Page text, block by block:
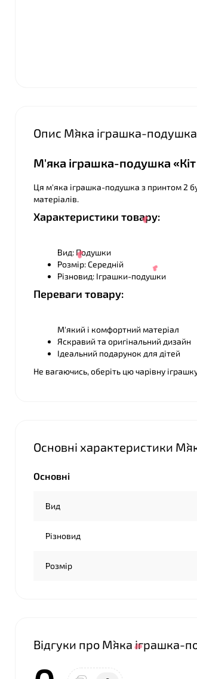
Опис М`яка іграшка-
М'яка іграшка-подушка «Кіт
Ця м'яка іграшка-подушка з принтом 2
матеріалів.
Характеристики товару:
Вид: Подушки
Розмір: Середній
Різновид: Іграшки-подушки
Переваги товару:
М'який і комфортний матеріал
Яскравий та оригінальний дизайн
Ідеальний подарунок для дітей
Не вагаючись, оберіть цю чарівну
Основні характеристики
Основні
Вид
Різновид
Розмір
Відгуки про М`яка іграшка-
❤